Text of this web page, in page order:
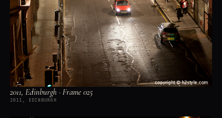
2011, Edinburgh · Frame 025
2011, EDINBURGH